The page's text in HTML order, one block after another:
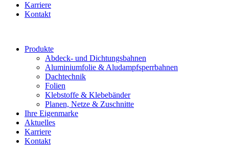
Karriere
Kontakt
Produkte
Abdeck- und Dichtungsbahnen
Aluminiumfolie & Aludampfsperrbahnen
Dachtechnik
Folien
Klebstoffe & Klebebänder
Planen, Netze & Zuschnitte
Ihre Eigenmarke
Aktuelles
Karriere
Kontakt